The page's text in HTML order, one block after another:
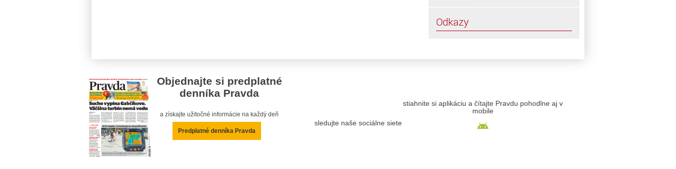
Odkazy
Objednajte si predplatné
denníka Pravda
a získajte užitočné informácie na každý deň
Predplatné denníka Pravda
sledujte naše sociálne siete
stiahnite si aplikáciu a čítajte Pravdu pohodlne aj v
mobile